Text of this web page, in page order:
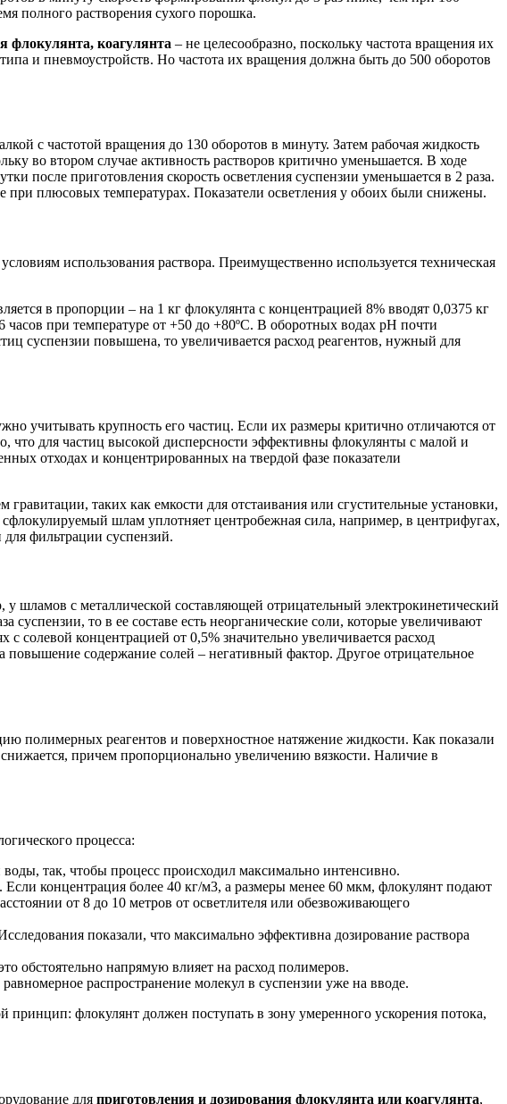
полного растворения сухого порошка.
флокулянта, коагулянта – не целесообразно, поскольку частота вращения их
и пневмоустройств. Но частота их вращения должна быть до 500 оборотов
с частотой вращения до 130 оборотов в минуту. Затем рабочая жидкость
во втором случае активность растворов критично уменьшается. В ходе
после приготовления скорость осветления суспензии уменьшается в 2 раза.
при плюсовых температурах. Показатели осветления у обоих были снижены.
использования раствора. Преимущественно используется техническая
в пропорции – на 1 кг флокулянта с концентрацией 8% вводят 0,0375 кг
при температуре от +50 до +80ºС. В оборотных водах рН почти
суспензии повышена, то увеличивается расход реагентов, нужный для
учитывать крупность его частиц. Если их размеры критично отличаются от
что для частиц высокой дисперсности эффективны флокулянты с малой и
отходах и концентрированных на твердой фазе показатели
гравитации, таких как емкости для отстаивания или сгустительные установки,
шлам уплотняет центробежная сила, например, в центрифугах,
фильтрации суспензий.
шламов с металлической составляющей отрицательный электрокинетический
то в ее составе есть неорганические соли, которые увеличивают
солевой концентрацией от 0,5% значительно увеличивается расход
повышение содержание солей – негативный фактор. Другое отрицательное
полимерных реагентов и поверхностное натяжение жидкости. Как показали
причем пропорционально увеличению вязкости. Наличие в
процесса:
так, чтобы процесс происходил максимально интенсивно.
концентрация более 40 кг/м3, а размеры менее 60 мкм, флокулянт подают
от 8 до 10 метров от осветлителя или обезвоживающего
показали, что максимально эффективна дозирование раствора
обстоятельно напрямую влияет на расход полимеров.
распространение молекул в суспензии уже на вводе.
флокулянт должен поступать в зону умеренного ускорения потока,
для приготовления и дозирования флокулянта или коагулянта,